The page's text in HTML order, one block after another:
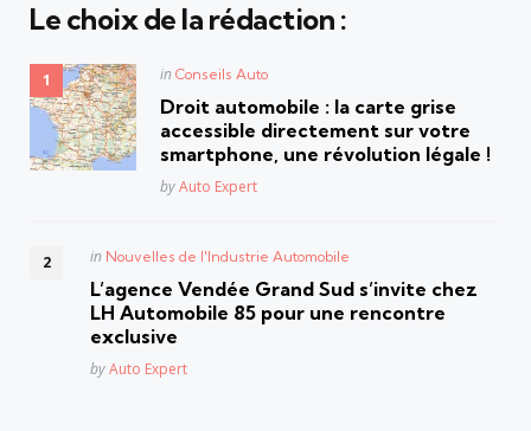
Le choix de la rédaction :
Posted
in Conseils Auto
Droit automobile : la carte grise
accessible directement sur votre
smartphone, une révolution légale !
Posted
byAuto Expert
Posted
in Nouvelles de l'Industrie Automobile
L’agence Vendée Grand Sud s’invite chez
LH Automobile 85 pour une rencontre
exclusive
Posted
byAuto Expert